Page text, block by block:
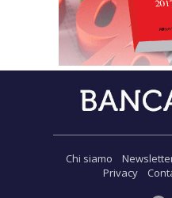
Chi siamo
Privacy